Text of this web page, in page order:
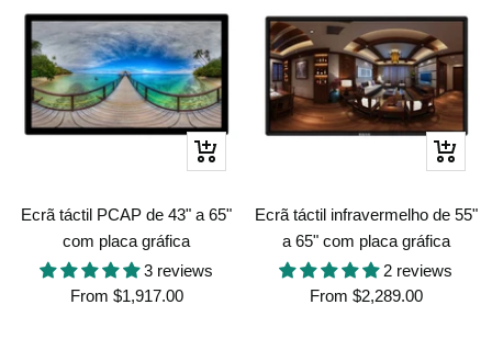
Quick
Ecrã táctil PCAP de 43" a 65"
com placa gráfica
3 reviews
Sale
From $1,917.00
Quick
Ecrã táctil infravermelho de 55"
a 65" com placa gráfica
2 reviews
Sale
From $2,289.00